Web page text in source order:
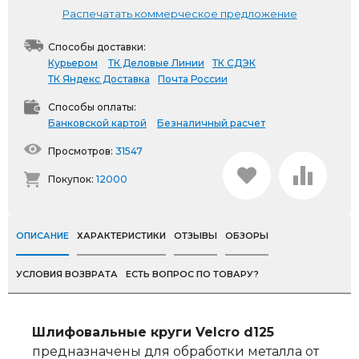
Распечатать коммерческое предложение
Способы доставки:
Курьером
ТК Деловые Линии
ТК СДЭК
ТК Яндекс Доставка
Почта России
Способы оплаты:
Банковской картой
Безналичный расчет
Просмотров: 31547
Покупок: 12000
ОПИСАНИЕ ХАРАКТЕРИСТИКИ ОТЗЫВЫ ОБЗОРЫ
УСЛОВИЯ ВОЗВРАТА ЕСТЬ ВОПРОС ПО ТОВАРУ?
Шлифовальные круги Velcro d125
предназначены для обработки металла от